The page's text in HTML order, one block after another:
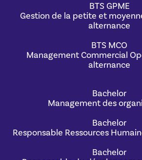
BTS GPME
Gestion de la petite et
alternance
BTS MCO
Management Commercial
alternance
Bachelor
Management des
Bachelor
Responsable Ressources
Bachelor